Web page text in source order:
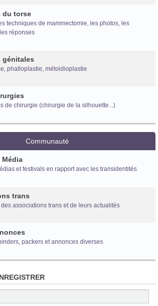
du torse
techniques de mammectomie, les photos, les
réponses
génitales
phalloplastie, métoidioplastie
de chirurgie (chirurgie de la silhouette...)
Communauté
Média
et festivals en rapport avec les transidentités
trans
associations trans et de leurs actualités
packers et annonces diverses